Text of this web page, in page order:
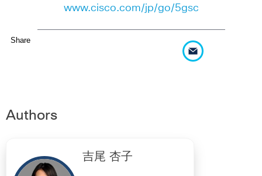
www.cisco.com/jp/go/5gsc
Share
Authors
吉尾 杏子